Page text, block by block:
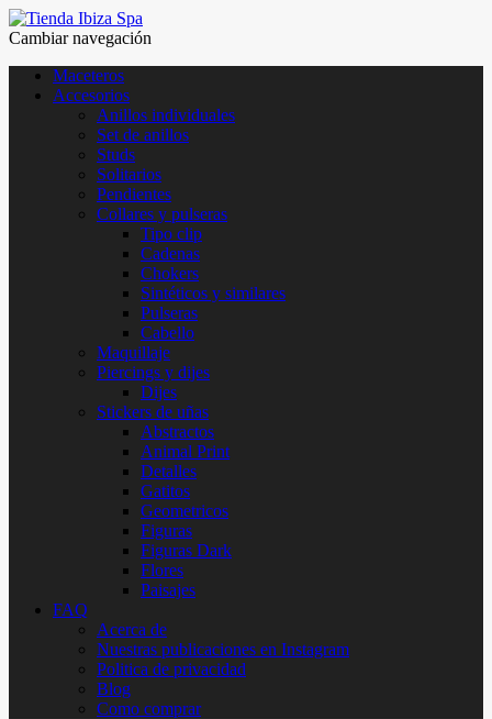
Cambiar navegación
Maceteros
Accesorios
Anillos individuales
Set de anillos
Studs
Solitarios
Pendientes
Collares y pulseras
Tipo clip
Cadenas
Chokers
Sintéticos y similares
Pulseras
Cabello
Maquillaje
Piercings y dijes
Dijes
Stickers de uñas
Abstractos
Animal Print
Detalles
Gatitos
Geometricos
Figuras
Figuras Dark
Flores
Paisajes
FAQ
Acerca de
Nuestras publicaciones en Instagram
Politica de privacidad
Blog
Como comprar